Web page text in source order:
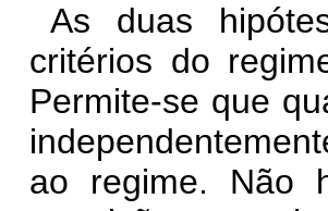
As duas
critérios do
Permite-se que
ao regime. Não